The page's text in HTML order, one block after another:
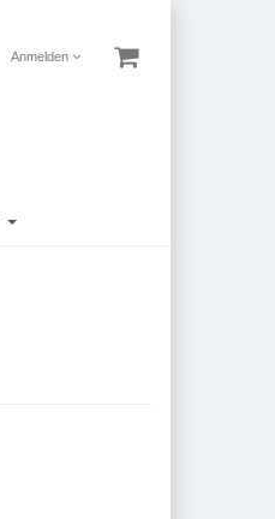
Anmelden